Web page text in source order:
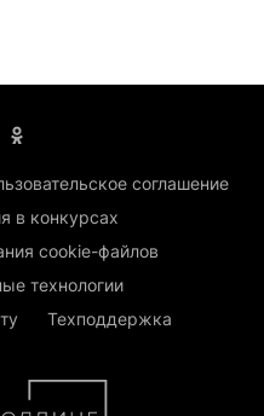
соглашение
в конкурсах
cookie-файлов
технологии
Техподдержка